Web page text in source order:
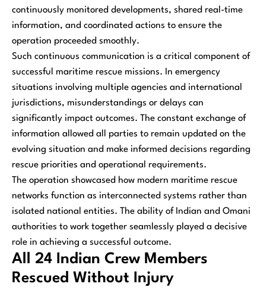
continuously monitored developments, shared real-time
information, and coordinated actions to ensure the
operation proceeded smoothly.
Such continuous communication is a critical component of
successful maritime rescue missions. In emergency
situations involving multiple agencies and international
jurisdictions, misunderstandings or delays can
significantly impact outcomes. The constant exchange of
information allowed all parties to remain updated on the
evolving situation and make informed decisions regarding
rescue priorities and operational requirements.
The operation showcased how modern maritime rescue
networks function as interconnected systems rather than
isolated national entities. The ability of Indian and Omani
authorities to work together seamlessly played a decisive
role in achieving a successful outcome.
All 24 Indian Crew Members
Rescued Without Injury